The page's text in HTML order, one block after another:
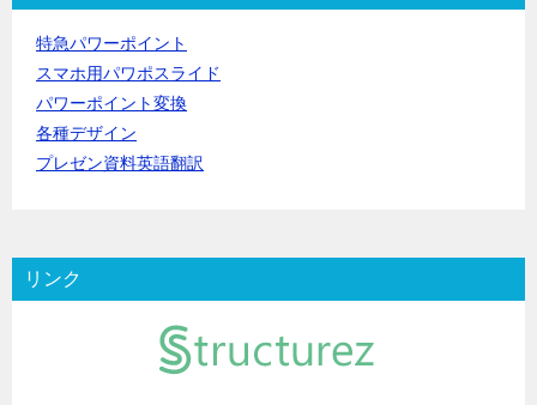
特急パワーポイント
スマホ用パワポスライド
パワーポイント変換
各種デザイン
プレゼン資料英語翻訳
リンク